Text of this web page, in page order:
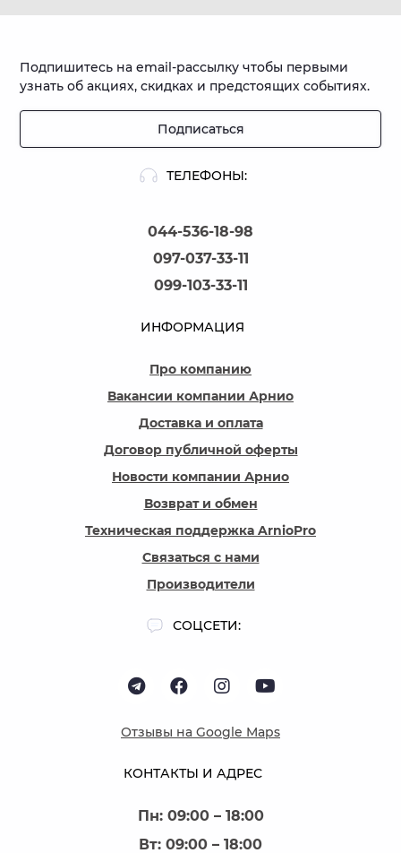
ТЕЛЕФОНЫ:
044-536-18-98
097-037-33-11
099-103-33-11
Подпишитесь на email-рассылку чтобы первыми
узнать об акциях, скидках и предстоящих событиях.
Подписаться
КОНТАКТЫ И АДРЕС
Пн: 09:00 – 18:00
Вт: 09:00 – 18:00
ИНФОРМАЦИЯ
Про компанию
Вакансии компании Арнио
Доставка и оплата
Договор публичной оферты
Новости компании Арнио
Возврат и обмен
Техническая поддержка ArnioPro
Связаться с нами
Производители
СОЦСЕТИ:
Отзывы на Google Maps